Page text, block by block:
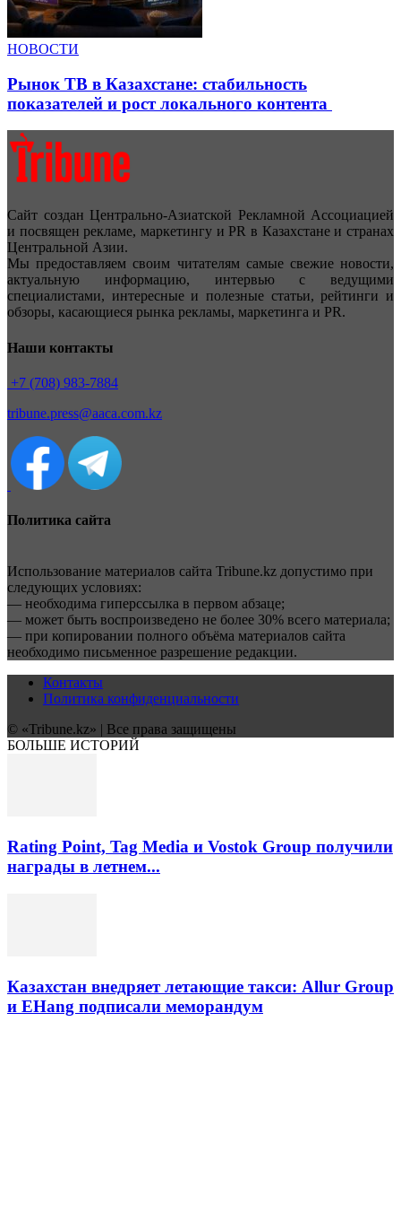
НОВОСТИ
Рынок ТВ в Казахстане: стабильность
показателей и рост локального контента
Сайт создан Центрально-Азиатской Рекламной Ассоциацией
и посвящен рекламе, маркетингу и PR в Казахстане и странах
Центральной Азии.
Мы предоставляем своим читателям самые свежие новости,
актуальную информацию, интервью с ведущими
специалистами, интересные и полезные статьи, рейтинги и
обзоры, касающиеся рынка рекламы, маркетинга и PR.
Наши контакты
+7 (708) 983-7884
tribune.press@aaca.com.kz
Политика сайта
Использование материалов сайта Tribune.kz допустимо при
следующих условиях:
— необходима гиперссылка в первом абзаце;
— может быть воспроизведено не более 30% всего материала;
— при копировании полного объёма материалов сайта
необходимо письменное разрешение редакции.
Контакты
Политика конфиденциальности
© «Tribune.kz» | Все права защищены
БОЛЬШЕ ИСТОРИЙ
Rating Point, Tag Media и Vostok Group получили
награды в летнем...
Казахстан внедряет летающие такси: Allur Group
и EHang подписали меморандум